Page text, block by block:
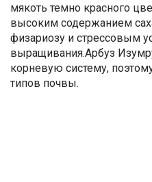
мякоть темно красного
высоким содержанием
физариозу и стрессовым
выращивания.Арбуз
корневую систему,
типов почвы.